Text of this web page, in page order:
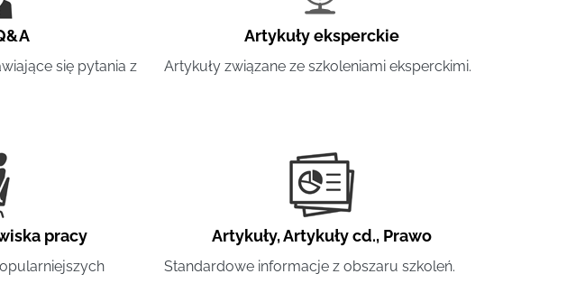
się pytania z
Artykuły eksperckie
Artykuły związane ze szkoleniami eksperckimi.
pracy Artykuły,Artykuły cd., Prawo
Standardowe informacje z obszaru szkoleń.